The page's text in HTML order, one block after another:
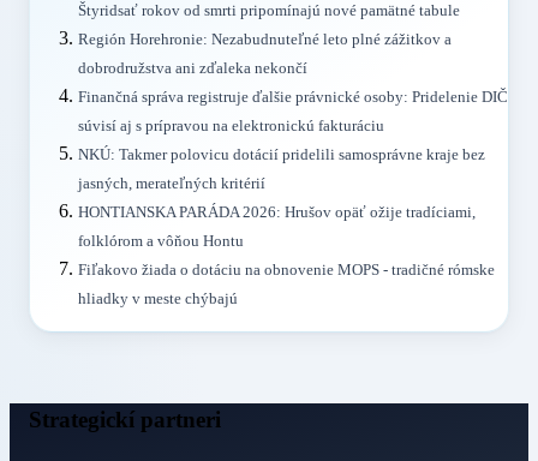
Štyridsať rokov od smrti pripomínajú nové pamätné tabule
Región Horehronie: Nezabudnuteľné leto plné zážitkov a
dobrodružstva ani zďaleka nekončí
Finančná správa registruje ďalšie právnické osoby: Pridelenie DIČ
súvisí aj s prípravou na elektronickú fakturáciu
NKÚ: Takmer polovicu dotácií pridelili samosprávne kraje bez
jasných, merateľných kritérií
HONTIANSKA PARÁDA 2026: Hrušov opäť ožije tradíciami,
folklórom a vôňou Hontu
Fiľakovo žiada o dotáciu na obnovenie MOPS - tradičné rómske
hliadky v meste chýbajú
Strategickí partneri